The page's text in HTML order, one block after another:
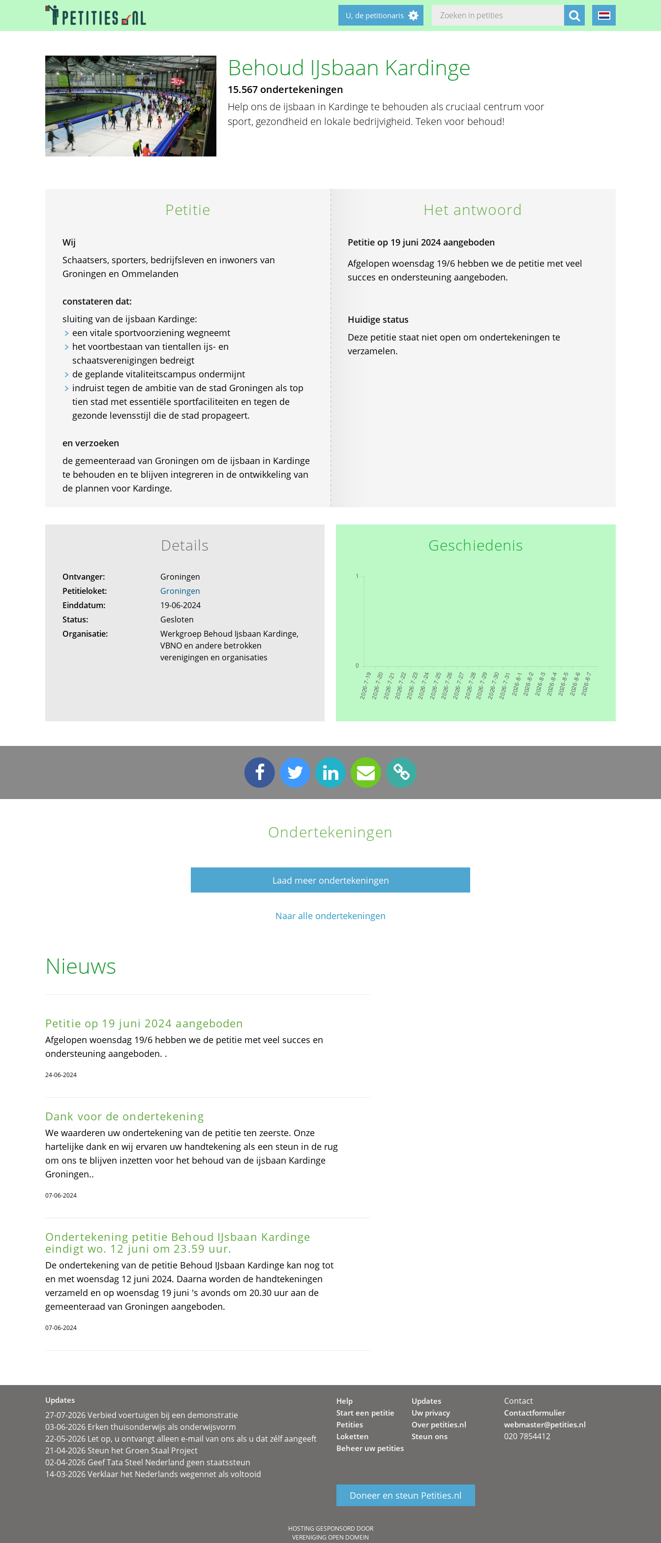
U, de petitionaris
Behoud IJsbaan Kardinge
15.567 ondertekeningen
Help ons de ijsbaan in Kardinge te behouden als cruciaal centrum voor
sport, gezondheid en lokale bedrijvigheid. Teken voor behoud!
Petitie
Wij
Schaatsers, sporters, bedrijfsleven en inwoners van
Groningen en Ommelanden
constateren dat:
sluiting van de ijsbaan Kardinge:
een vitale sportvoorziening wegneemt
het voortbestaan van tientallen ijs- en
schaatsverenigingen bedreigt
de geplande vitaliteitscampus ondermijnt
indruist tegen de ambitie van de stad Groningen als top
tien stad met essentiële sportfaciliteiten en tegen de
gezonde levensstijl die de stad propageert.
en verzoeken
de gemeenteraad van Groningen om de ijsbaan in Kardinge
te behouden en te blijven integreren in de ontwikkeling van
de plannen voor Kardinge.
Het antwoord
Petitie op 19 juni 2024 aangeboden
Afgelopen woensdag 19/6 hebben we de petitie met veel
succes en ondersteuning aangeboden.
Huidige status
Deze petitie staat niet open om ondertekeningen te
verzamelen.
Details
Ontvanger:
Groningen
Petitieloket:
Groningen
Einddatum:
19-06-2024
Status:
Gesloten
Organisatie:
Werkgroep Behoud Ijsbaan Kardinge,
VBNO en andere betrokken
verenigingen en organisaties
Geschiedenis
Ondertekeningen
Laad meer ondertekeningen
Naar alle ondertekeningen
Nieuws
Petitie op 19 juni 2024 aangeboden
Afgelopen woensdag 19/6 hebben we de petitie met veel succes en
ondersteuning aangeboden. .
24-06-2024
Dank voor de ondertekening
We waarderen uw ondertekening van de petitie ten zeerste. Onze
hartelijke dank en wij ervaren uw handtekening als een steun in de rug
om ons te blijven inzetten voor het behoud van de ijsbaan Kardinge
Groningen..
07-06-2024
Ondertekening petitie Behoud IJsbaan Kardinge
eindigt wo. 12 juni om 23.59 uur.
De ondertekening van de petitie Behoud IJsbaan Kardinge kan nog tot
en met woensdag 12 juni 2024. Daarna worden de handtekeningen
verzameld en op woensdag 19 juni 's avonds om 20.30 uur aan de
gemeenteraad van Groningen aangeboden.
07-06-2024
Updates
27-07-2026 Verbied voertuigen bij een demonstratie
03-06-2026 Erken thuisonderwijs als onderwijsvorm
22-05-2026 Let op, u ontvangt alleen e-mail van ons als u dat zélf aangeeft
21-04-2026 Steun het Groen Staal Project
02-04-2026 Geef Tata Steel Nederland geen staatssteun
14-03-2026 Verklaar het Nederlands wegennet als voltooid
Help
Start een petitie
Petities
Loketten
Beheer uw petities
Updates
Uw privacy
Over petities.nl
Steun ons
Doneer en steun Petities.nl
Contact
Contactformulier
webmaster@petities.nl
020 7854412
HOSTING GESPONSORD DOOR
VERENIGING OPEN DOMEIN